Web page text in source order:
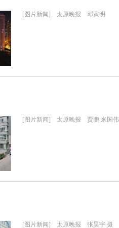
[图片新闻] 太原晚报 邓寅明
[图片新闻] 太原晚报 贾鹏 米国伟
[图片新闻] 太原晚报 张昊宇 摄